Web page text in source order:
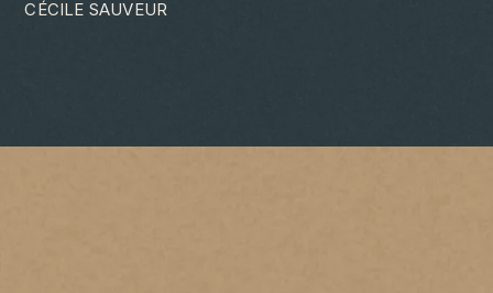
CÉCILE SAUVEUR